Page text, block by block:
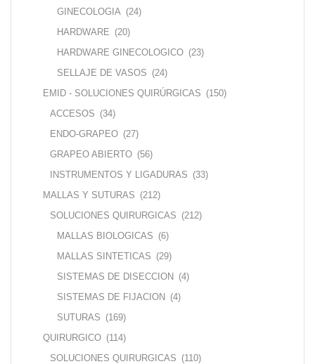
GINECOLOGIA (24)
HARDWARE (20)
HARDWARE GINECOLOGICO (23)
SELLAJE DE VASOS (24)
EMID - SOLUCIONES QUIRÚRGICAS (150)
ACCESOS (34)
ENDO-GRAPEO (27)
GRAPEO ABIERTO (56)
INSTRUMENTOS Y LIGADURAS (33)
MALLAS Y SUTURAS (212)
SOLUCIONES QUIRURGICAS (212)
MALLAS BIOLOGICAS (6)
MALLAS SINTETICAS (29)
SISTEMAS DE DISECCION (4)
SISTEMAS DE FIJACION (4)
SUTURAS (169)
QUIRURGICO (114)
SOLUCIONES QUIRURGICAS (110)